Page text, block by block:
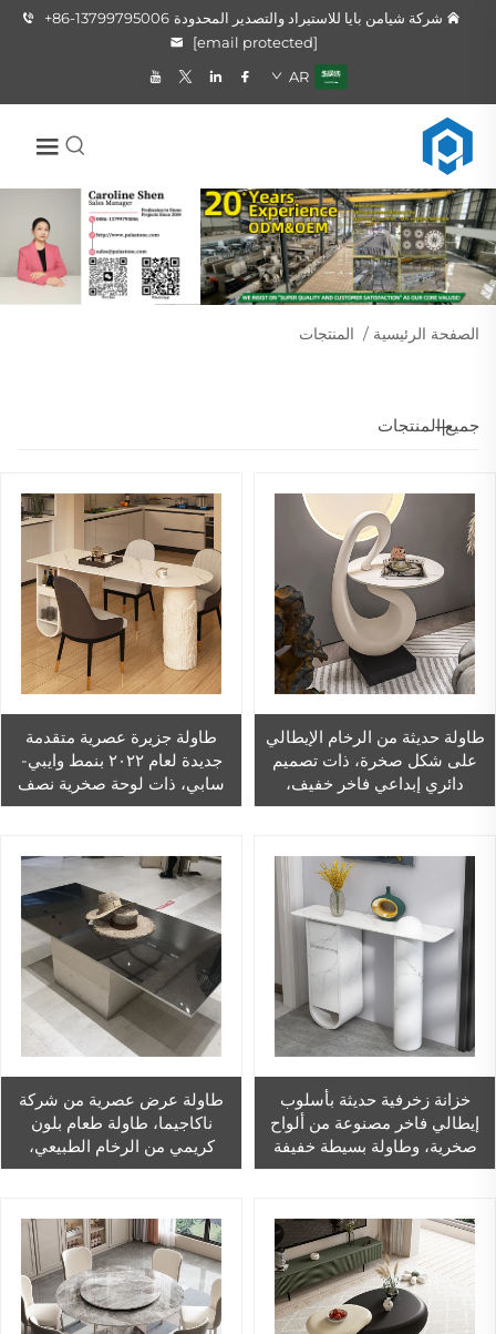
شركة شيامن بايا للاستيراد والتصدير المحدودة +86-13799795006
[email protected]
AR
الصفحة الرئيسية / المنتجات
جميع المنتجات
طاولة حديثة من الرخام الإيطالي
على شكل صخرة، ذات تصميم
دائري إبداعي فاخر خفيف،
مناسبة لغرفة المعيشة أو بجانب
واحدة
طاولة جزيرة عصرية متقدمة
جديدة لعام ٢٠٢٢ بنمط وايبي-
سابي، ذات لوحة صخرية نصف
دائرية مدمجة، مناسبة للمنزل، مع
خزانة زخرفية حديثة بأسلوب
إيطالي فاخر مصنوعة من ألواح
صخرية، وطاولة بسيطة خفيفة
للرواق، مع أعمدة داعمة وأسطح
توبز)
طاولة عرض عصرية من شركة
ناكاجيما، طاولة طعام بلون
كريمي من الرخام الطبيعي،
مناسبة للمطاعم ومحلات